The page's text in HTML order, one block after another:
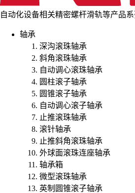
自动化设备相关精密螺杆滑轨等产品
轴承
深沟滚珠轴承
斜角滚珠轴承
自动调心滚珠轴承
圆柱滚子轴承
圆锥滚子轴承
自动调心滚子轴承
止推滚珠轴承
滚针轴承
止推斜角滚珠轴承
外球面滚珠连座轴承
轴承箱
微型滚珠轴承
英制圆锥滚子轴承